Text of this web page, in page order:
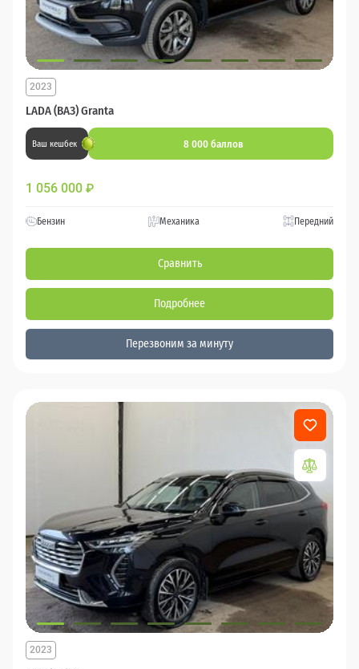
LADA (ВАЗ) Granta
2023
Ваш кешбек 8 000 баллов
1 056 000 ₽
Бензин Механика Передний
Сравнить
Подробнее
Перезвоним за минуту
2023